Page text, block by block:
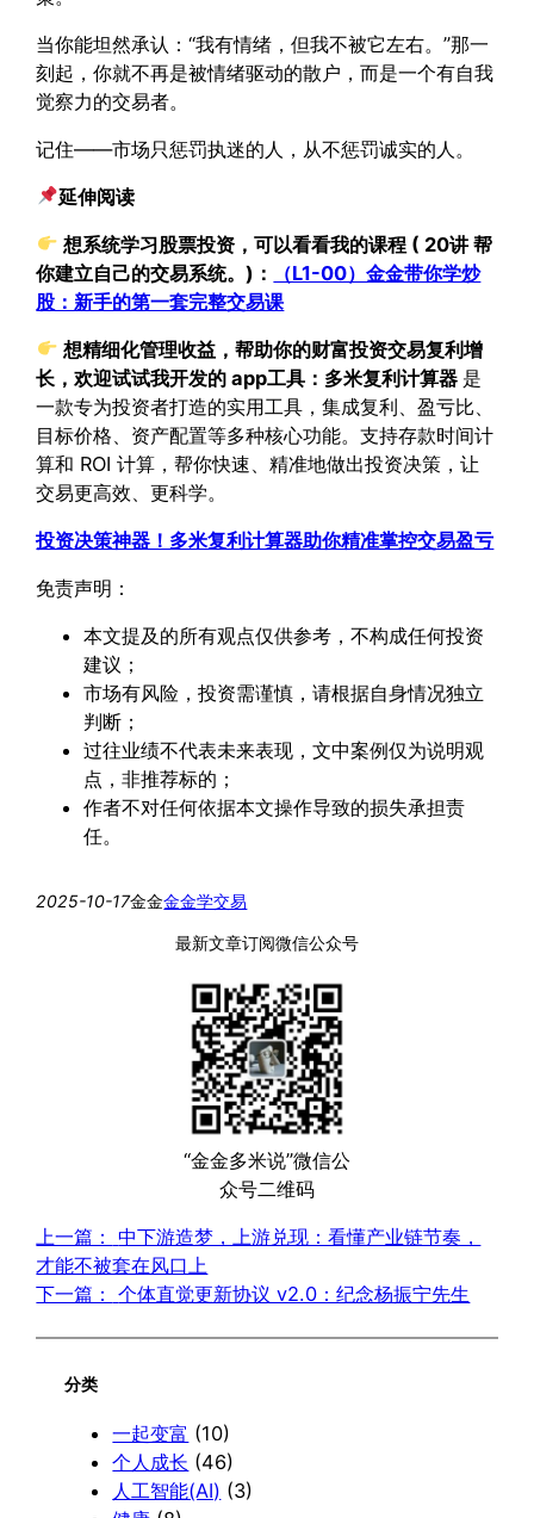
当你能坦然承认：“我有情绪，但我不被它左右。”那一
刻起，你就不再是被情绪驱动的散户，而是一个有自我
觉察力的交易者。
记住——市场只惩罚执迷的人，从不惩罚诚实的人。
延伸阅读
想系统学习股票投资，可以看看我的课程 ( 20讲 帮
你建立自己的交易系统。)：
（L1-00）金金带你学炒
股：新手的第一套完整交易课
想精细化管理收益，帮助你的财富投资交易复利增
长，欢迎试试我开发的 app工具： 多米复利计算器 是
一款专为投资者打造的实用工具，集成复利、盈亏比、
目标价格、资产配置等多种核心功能。支持存款时间计
算和 ROI 计算，帮你快速、精准地做出投资决策，让
交易更高效、更科学。
投资决策神器！多米复利计算器助你精准掌控交易盈亏
免责声明：
本文提及的所有观点仅供参考，不构成任何投资
建议；
市场有风险，投资需谨慎，请根据自身情况独立
判断；
过往业绩不代表未来表现，文中案例仅为说明观
点，非推荐标的；
作者不对任何依据本文操作导致的损失承担责
任。
2025-10-17金金金金学交易
最新文章订阅微信公众号
“金金多米说”微信公
众号二维码
上一篇：
中下游造梦，上游兑现：看懂产业链节奏，
才能不被套在风口上
下一篇：
个体直觉更新协议 v2.0：纪念杨振宁先生
分类
一起变富 (10)
个人成长 (46)
人工智能(AI) (3)